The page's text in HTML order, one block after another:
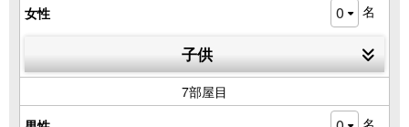
女性 名
子供
7部屋目
名